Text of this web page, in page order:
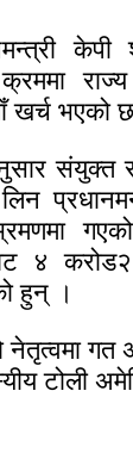
केपी
खर्च भएको
संयुक्त
४
हुन् ।
नेतृत्वमा
टोली